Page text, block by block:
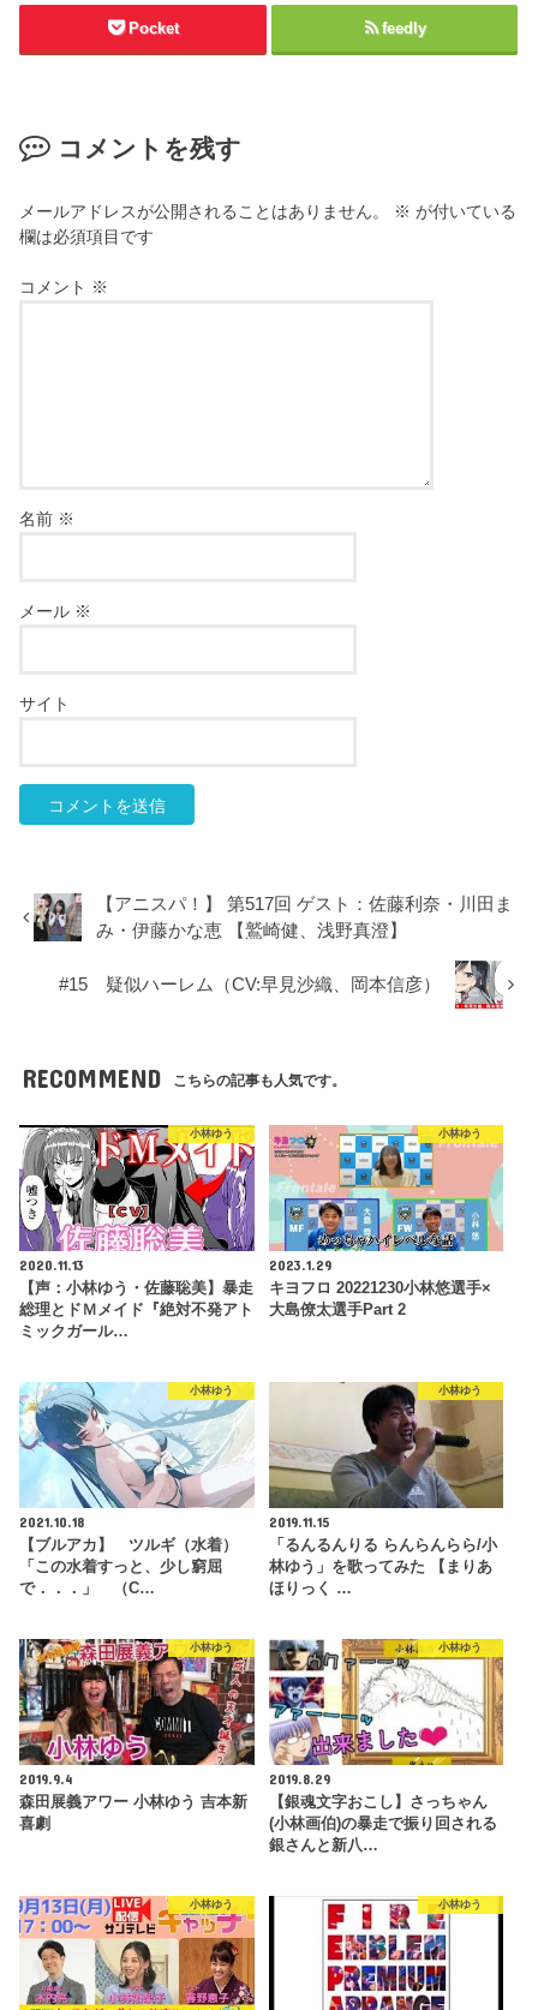
Pocket feedly
コメントを残す
メールアドレスが公開されることはありません。 ※ が付いている
欄は必須項目です
コメント ※
名前 ※
メール ※
サイト
【アニスパ！】 第517回 ゲスト：佐藤利奈・川田ま
み・伊藤かな恵 【鷲崎健、浅野真澄】
#15 疑似ハーレム（CV:早見沙織、岡本信彦）
RECOMMEND こちらの記事も人気です。
小林ゆう
2020.11.13
【声：小林ゆう・佐藤聡美】暴走
総理とドＭメイド『絶対不発アト
ミックガール…
小林ゆう
2023.1.29
キヨフロ 20221230小林悠選手×
大島僚太選手Part 2
小林ゆう
2021.10.18
【ブルアカ】 ツルギ（水着）
「この水着すっと、少し窮屈
で．．．」 （C…
小林ゆう
2019.11.15
「るんるんりる らんらんらら/小
林ゆう」を歌ってみた 【まりあ
ほりっく …
小林ゆう
2019.9.4
森田展義アワー 小林ゆう 吉本新
喜劇
小林ゆう
2019.8.29
【銀魂文字おこし】さっちゃん
(小林画伯)の暴走で振り回される
銀さんと新八…
小林ゆう 小林ゆう